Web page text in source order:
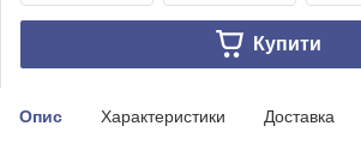
Купити
Опис Характеристики Доставка